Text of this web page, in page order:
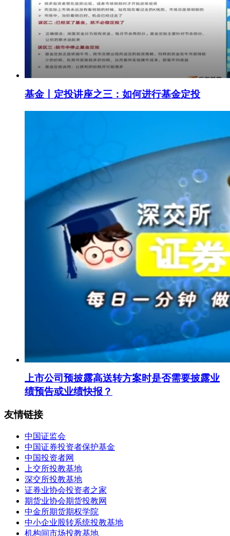
基金丨定投讲座之三：如何进行基金定投
上市公司预披露高送转方案时是否需要披露业
绩预告或业绩快报？
友情链接
中国证监会
中国证券投资者保护基金
中国投资者网
上交所投教基地
深交所投教基地
证券业协会投资者之家
期货业协会期货投教网
中金所期货期权学院
中小企业股转系统投教基地
机构间市场投教基地